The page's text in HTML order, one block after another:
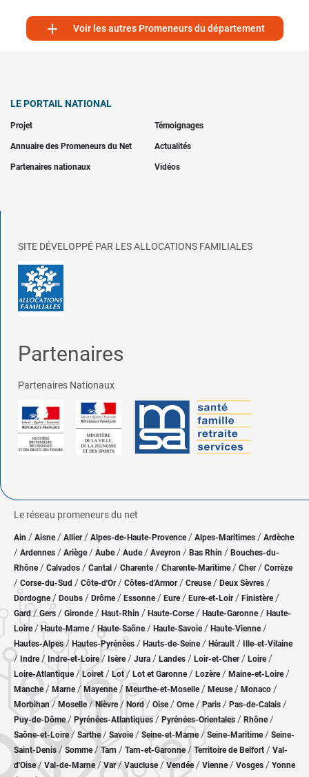
 Voir les autres Promeneurs du département
LE PORTAIL NATIONAL
Projet Témoignages
Annuaire des Promeneurs du Net Actualités
Partenaires nationaux Vidéos
SITE DÉVELOPPÉ PAR LES ALLOCATIONS FAMILIALES
Partenaires
Partenaires Nationaux
Le réseau promeneurs du net
Ain / Aisne/ Allier/ Alpes-de-Haute-Provence / Alpes-Maritimes / Ardèche
/ Ardennes / Ariège/ Aube/ Aude / Aveyron / Bas Rhin / Bouches-du-
Rhône/ Calvados / Cantal / Charente / Charente-Maritime/ Cher / Corrèze
/ Corse-du-Sud / Côte-d'Or / Côtes-d'Armor/ Creuse/ Deux Sèvres /
Dordogne/ Doubs / Drôme/ Essonne / Eure/ Eure-et-Loir / Finistère/
Gard/Gers / Gironde/ Haut-Rhin / Haute-Corse/ Haute-Garonne/ Haute-
Loire/Haute-Marne/ Haute-Saône/ Haute-Savoie/ Haute-Vienne/
Hautes-Alpes/ Hautes-Pyrénées / Hauts-de-Seine/ Hérault / Ille-et-Vilaine
/ Indre/ Indre-et-Loire/ Isère/ Jura / Landes / Loir-et-Cher/ Loire/
Loire-Atlantique/ Loiret / Lot/ Lot et Garonne/ Lozère / Maine-et-Loire/
Manche/ Marne/ Mayenne/ Meurthe-et-Moselle/ Meuse/ Monaco /
Morbihan/ Moselle/ Nièvre / Nord/ Oise / Orne/Paris / Pas-de-Calais /
Puy-de-Dôme/ Pyrénées-Atlantiques / Pyrénées-Orientales / Rhône/
Saône-et-Loire/ Sarthe/ Savoie/ Seine-et-Marne/ Seine-Maritime/ Seine-
Saint-Denis /Somme/ Tarn / Tarn-et-Garonne/Territoire de Belfort / Val-
d'Oise/ Val-de-Marne/Var/Vaucluse/ Vendée/ Vienne/ Vosges / Yonne